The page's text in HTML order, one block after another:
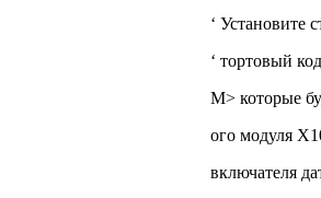
‘ Установите
‘ тортовый
М> которые
ого модуля
включателя